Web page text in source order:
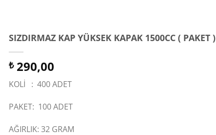
SIZDIRMAZ KAP YÜKSEK KAPAK 1500CC ( PAKET )
₺290,00
KOLİ : 400 ADET
PAKET: 100 ADET
AĞIRLIK: 32 GRAM